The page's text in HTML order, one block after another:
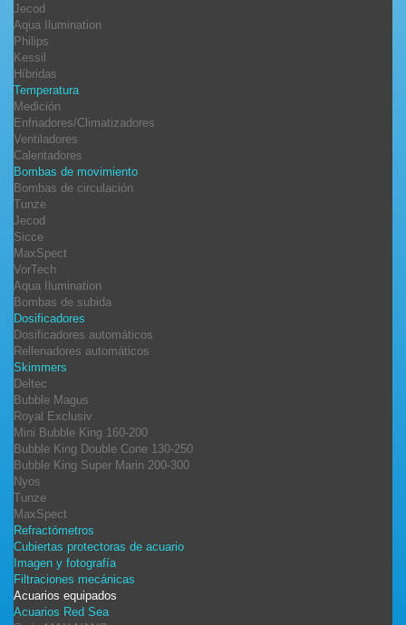
Jecod
Aqua Ilumination
Philips
Kessil
Híbridas
Temperatura
Medición
Enfriadores/Climatizadores
Ventiladores
Calentadores
Bombas de movimiento
Bombas de circulación
Tunze
Jecod
Sicce
MaxSpect
VorTech
Aqua Ilumination
Bombas de subida
Dosificadores
Dosificadores automáticos
Rellenadores automáticos
Skimmers
Deltec
Bubble Magus
Royal Exclusiv
Mini Bubble King 160-200
Bubble King Double Cone 130-250
Bubble King Super Marin 200-300
Nyos
Tunze
MaxSpect
Refractómetros
Cubiertas protectoras de acuario
Imagen y fotografía
Filtraciones mecánicas
Acuarios equipados
Acuarios Red Sea